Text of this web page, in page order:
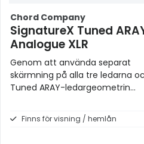
Chord Company
SignatureX Tuned
Analogue XLR
Genom att använda separat
skärmning på alla tre ledarna
Tuned ARAY-ledargeometrin
musikaliskt transparent kabel
Finns för visning / hemlån